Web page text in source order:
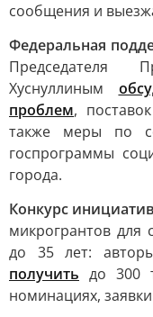
сообщения и
Федеральная
Председателя
Хуснуллиным
проблем,
также меры по
госпрограммы
города.
Конкурс
микрогрантов для
до 35 лет:
получить до 300
номинациях,